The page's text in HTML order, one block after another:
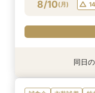
8/10(月)
≪オ
≪夜
特典あり
≪1軒
特典あり
≪大
特典あり
≪迷
特典あり
≪螺
＼お
同日